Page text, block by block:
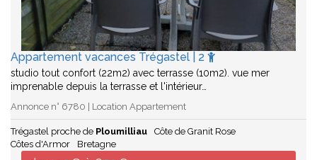
Appartement vacances Trégastel | 2
studio tout confort (22m2) avec terrasse (10m2). vue mer
imprenable depuis la terrasse et l'intérieur…
Annonce n° 6780 | Location Appartement
Trégastel proche de Ploumilliau
Côte de Granit Rose
Côtes d'Armor
Bretagne